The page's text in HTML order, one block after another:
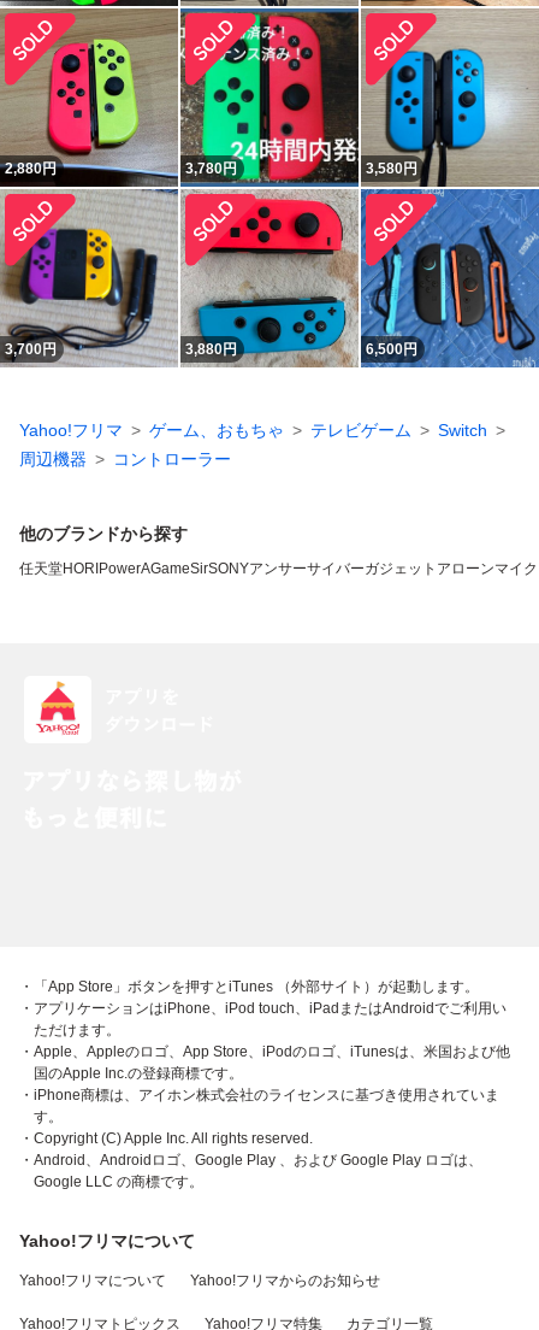
2,880円 3,780円 3,580円
3,700円 3,880円 6,500円
Yahoo!フリマ ゲーム、おもちゃ テレビゲーム
Switch
周辺機器
コントローラー
他のブランドから探す
任天堂HORI PowerAGameSirSONYアンサーサイバーガジェット アローンマイ
・「App Store」ボタンを押すとiTunes （外部サイト）が起動します。
・アプリケーションはiPhone、iPod touch、iPadまたはAndroidでご利用い
ただけます。
・Apple、Appleのロゴ、App Store、iPodのロゴ、iTunesは、米国および他
国のApple Inc.の登録商標です。
・iPhone商標は、アイホン株式会社のライセンスに基づき使用されていま
す。
・Copyright (C) Apple Inc. All rights reserved.
・Android、Androidロゴ、Google Play 、および Google Play ロゴは、
Google LLC の商標です。
Yahoo!フリマについて
Yahoo!フリマについて Yahoo!フリマからのお知らせ
Yahoo!フリマトピックス Yahoo!フリマ特集 カテゴリ一覧